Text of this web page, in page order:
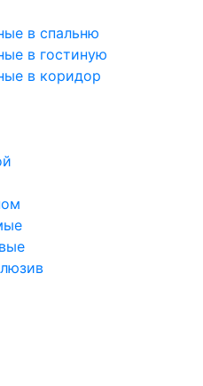
в спальню
в гостиную
в коридор